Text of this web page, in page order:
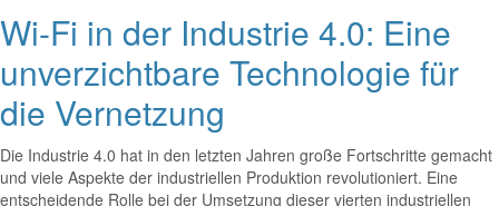
Wi-Fi in der Industrie 4.0: Eine
unverzichtbare Technologie für
die Vernetzung
Die Industrie 4.0 hat in den letzten Jahren große Fortschritte gemacht
und viele Aspekte der industriellen Produktion revolutioniert. Eine
entscheidende Rolle bei der Umsetzung dieser vierten industriellen